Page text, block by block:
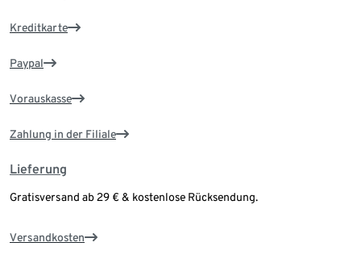
Kreditkarte
Paypal
Vorauskasse
Zahlung in der Filiale
Lieferung
Gratisversand ab 29 € & kostenlose Rücksendung.
Versandkosten